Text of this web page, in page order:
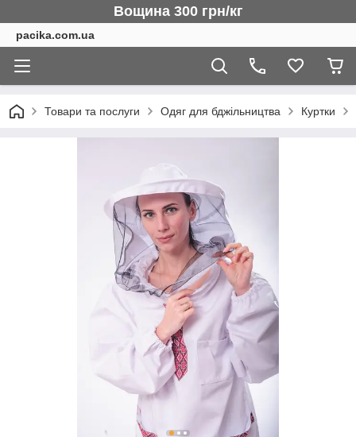
Вощина 300 грн/кг
pacika.com.ua
Товари та послуги Одяг для бджільництва Куртки